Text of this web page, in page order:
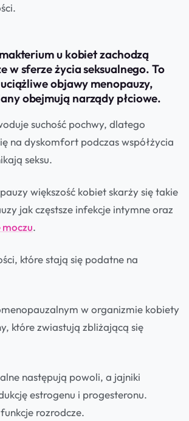
u kobiet zachodzą
w sferze życia seksualnego. To
objawy menopauzy,
obejmują narządy płciowe.
suchość pochwy, dlatego
na dyskomfort podczas współżycia
seksu.
większość kobiet skarży się takie
jak częstsze infekcje intymne oraz
.
które stają się podatne na
w organizmie kobiety
które zwiastują zbliżającą się
następują powoli, a jajniki
estrogenu i progesteronu.
rozrodcze.